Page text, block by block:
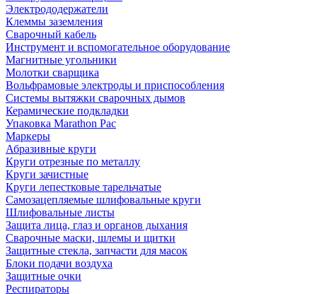
Электрододержатели
Клеммы заземления
Сварочный кабель
Инструмент и вспомогательное оборудование
Магнитные угольники
Молотки сварщика
Вольфрамовые электроды и приспособления
Системы вытяжки сварочных дымов
Керамические подкладки
Упаковка Marathon Pac
Маркеры
Абразивные круги
Круги отрезные по металлу
Круги зачистные
Круги лепестковые тарельчатые
Самозацепляемые шлифовальные круги
Шлифовальные листы
Защита лица, глаз и органов дыхания
Сварочные маски, шлемы и щитки
Защитные стекла, запчасти для масок
Блоки подачи воздуха
Защитные очки
Респираторы